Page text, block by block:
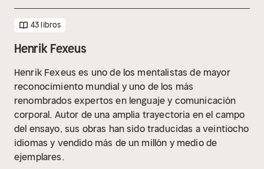
43 libros
Henrik Fexeus
Henrik Fexeus es uno de los mentalistas de mayor
reconocimiento mundial y uno de los más
renombrados expertos en lenguaje y comunicación
corporal. Autor de una amplia trayectoria en el campo
del ensayo, sus obras han sido traducidas a veintiocho
idiomas y vendido más de un millón y medio de
ejemplares.